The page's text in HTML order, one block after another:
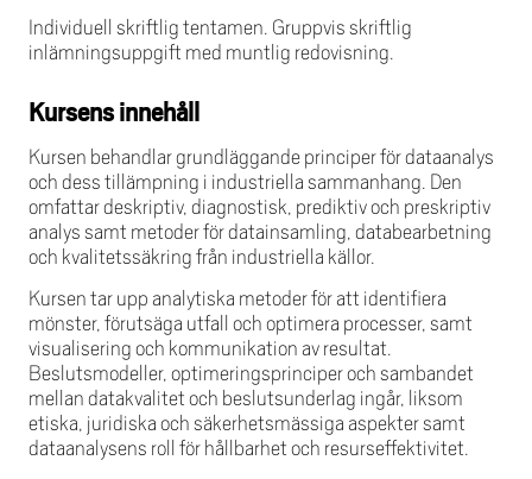
Individuell skriftlig tentamen. Gruppvis skriftlig
inlämningsuppgift med muntlig redovisning.
Kursens innehåll
Kursen behandlar grundläggande principer för dataanalys
och dess tillämpning i industriella sammanhang. Den
omfattar deskriptiv, diagnostisk, prediktiv och preskriptiv
analys samt metoder för datainsamling, databearbetning
och kvalitetssäkring från industriella källor.
Kursen tar upp analytiska metoder för att identifiera
mönster, förutsäga utfall och optimera processer, samt
visualisering och kommunikation av resultat.
Beslutsmodeller, optimeringsprinciper och sambandet
mellan datakvalitet och beslutsunderlag ingår, liksom
etiska, juridiska och säkerhetsmässiga aspekter samt
dataanalysens roll för hållbarhet och resurseffektivitet.